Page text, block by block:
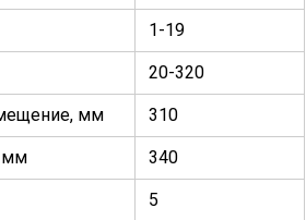
1-19
20-320
мм 310
мм 340
5